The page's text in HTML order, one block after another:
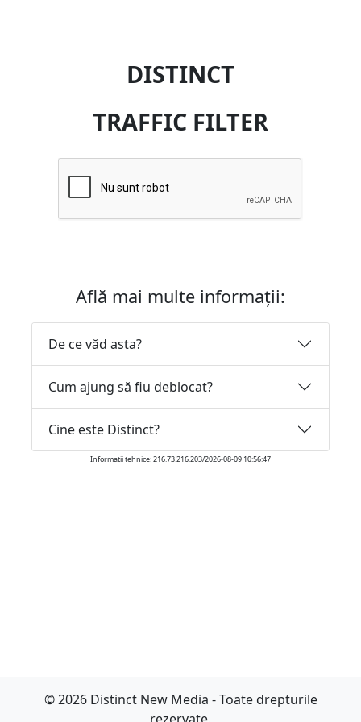
DISTINCT
TRAFFIC FILTER
Află mai multe informații:
De ce văd asta?
Cum ajung să fiu deblocat?
Cine este Distinct?
Informatii tehnice: 216.73.216.203/2026-08-09 10:56:47
© 2026 Distinct New Media - Toate drepturile